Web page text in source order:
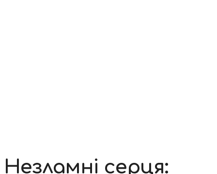
Незламні серця: